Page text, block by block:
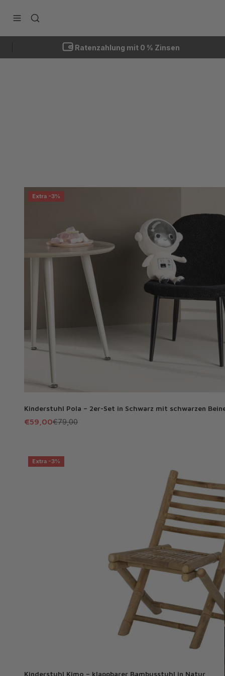
Navigationsmenü öffnen
Suche öffnen
Ratenzahlung mit 0 % Zinsen
Extra -3%
Kinderstuhl Pola – 2er-Set in Schwarz mit schwarzen
Angebot
€59,00Regulärer Preis
€79,00
Extra -3%
Kinderstuhl Kimo – klappbarer Bambusstuhl in Natur